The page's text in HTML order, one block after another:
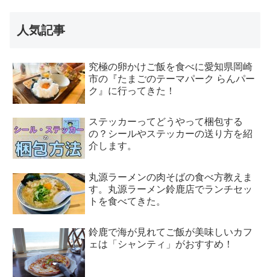
人気記事
究極の卵かけご飯を食べに愛知県岡崎
市の『たまごのテーマパーク らんパー
ク』に行ってきた！
ステッカーってどうやって梱包する
の？シールやステッカーの送り方を紹
介します。
丸源ラーメンの肉そばの食べ方教えま
す。丸源ラーメン鈴鹿店でランチセッ
トを食べてきた。
鈴鹿で海が見れてご飯が美味しいカフ
ェは「シャンティ」がおすすめ！